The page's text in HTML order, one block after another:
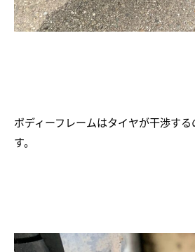
ボディーフレームはタイヤが干渉す
す。